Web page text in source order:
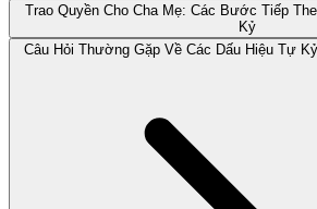
Trao Quyền Cho Cha Mẹ: Các Bước Tiếp
Kỷ
Câu Hỏi Thường Gặp Về Các Dấu Hiệu Tự